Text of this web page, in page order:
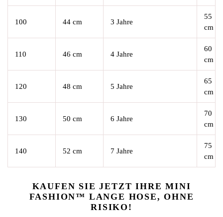
100 44 cm 3 Jahre
55
cm
110 46 cm 4 Jahre
60
cm
120 48 cm 5 Jahre
65
cm
130 50 cm 6 Jahre
70
cm
140 52 cm 7 Jahre
75
cm
KAUFEN SIE JETZT IHRE MINI
FASHION™ LANGE HOSE, OHNE
RISIKO!